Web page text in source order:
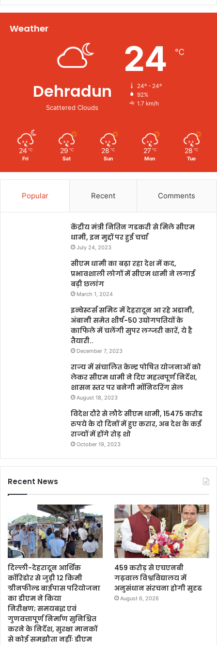
Weather
Dehradun
Scattered Clouds
24 ℃
24º - 24º
92%
1.7 km/h
24 ℃
Fri
29 ℃
Sat
28 ℃
Sun
27 ℃
Mon
28 ℃
Tue
Popular Recent Comments
केंद्रीय मंत्री नितिन गडकरी से मिले सीएम
धामी, इन मुद्दों पर हुई चर्चा
July 24, 2023
सीएम धामी का बढ़ा रहा देश में कद,
प्रभावशाली लोगों में सीएम धामी ने लगाई
बड़ी छलांग
March 1, 2024
इन्वेस्टर्स समिट में देहरादून आ रहे अडानी,
अंबानी समेत शीर्ष-50 उद्योगपतियों के
काफिले में चलेंगी सुपर लग्जरी कारें, ये है
तैयारी..
December 7, 2023
राज्य में संचालित केन्द्र पोषित योजनाओं को
लेकर सीएम धामी ने दिए महत्वपूर्ण निर्देश,
शासन स्तर पर बनेगी मॉनिटरिंग सेल
August 18, 2023
विदेश दौरे से लौटे सीएम धामी, 15475 करोड
रुपये के दो दिनों में हुए करार, अब देश के कई
राज्यों में होंगे रोड़ शो
October 19, 2023
Recent News
दिल्ली-देहरादून आर्थिक
कॉरिडोर से जुड़ी 12 किमी
ग्रीनफील्ड बाईपास परियोजना
का डीएम ने किया
निरीक्षण; समयबद्ध एवं
गुणवत्तापूर्ण निर्माण सुनिश्चित
करने के निर्देश, सुरक्षा मानकों
से कोई समझौता नहींः डीएम
459 करोड़ से एचएनबी
गढ़वाल विश्वविद्यालय में
अनुसंधान संरचना होगी सुदृढ
August 6, 2026